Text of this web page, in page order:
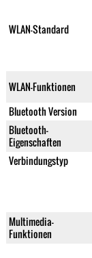
WLAN-Standard
WLAN-Funktionen
Bluetooth Version
Bluetooth-
Eigenschaften
Verbindungstyp
Multimedia-
Funktionen